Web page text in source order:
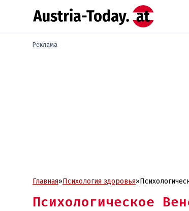
Реклама
Главная»Психология здоровья»
Психологическое